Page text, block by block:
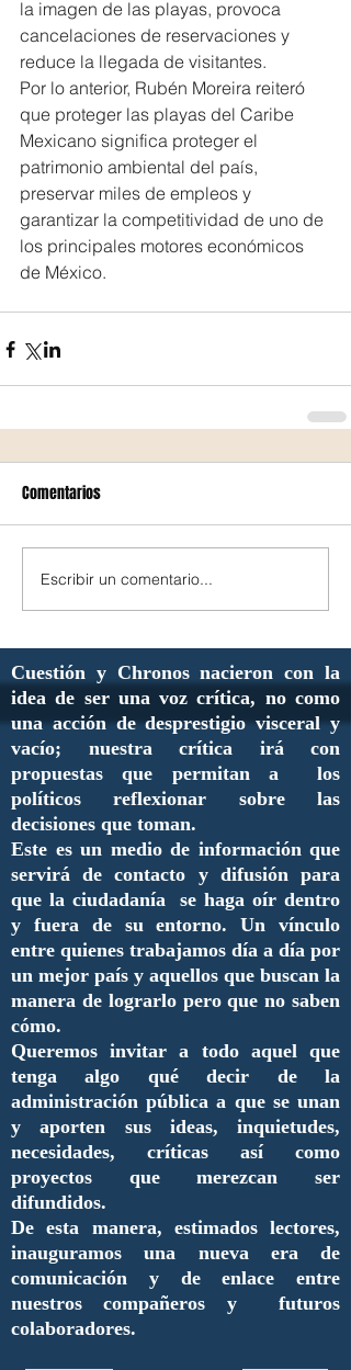
la imagen de las playas, provoca
cancelaciones de reservaciones y
reduce la llegada de visitantes.
Por lo anterior, Rubén Moreira reiteró
que proteger las playas del Caribe
Mexicano significa proteger el
patrimonio ambiental del país,
preservar miles de empleos y
garantizar la competitividad de uno de
los principales motores económicos
de México.
Comentarios
Escribir un comentario...
Cuestión y Chronos nacieron con la
idea de ser una voz crítica, no como
una acción de desprestigio visceral y
vacío; nuestra crítica irá con
propuestas que permitan a los
políticos reflexionar sobre las
decisiones que toman.
Este es un medio de información que
servirá de contacto y difusión para
que la ciudadanía se haga oír dentro
y fuera de su entorno. Un vínculo
entre quienes trabajamos día a día por
un mejor país y aquellos que buscan la
manera de lograrlo pero que no saben
cómo.
Queremos invitar a todo aquel que
tenga algo qué decir de la
administración pública a que se unan
y aporten sus ideas, inquietudes,
necesidades, críticas así como
proyectos que merezcan ser
difundidos.
De esta manera, estimados lectores,
inauguramos una nueva era de
comunicación y de enlace entre
nuestros compañeros y futuros
colaboradores.